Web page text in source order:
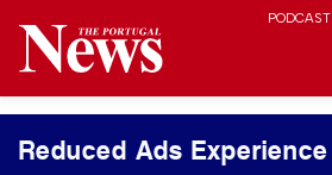
PODCAST
Reduced Ads Experience